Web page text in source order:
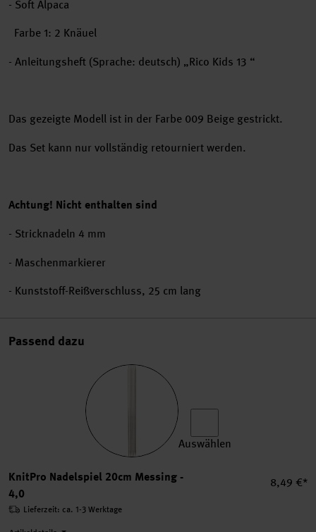
- Soft Alpaca
Farbe 1: 2 Knäuel
- Anleitungsheft (Sprache: deutsch) „Rico Kids 13 “
Das gezeigte Modell ist in der Farbe 009 Beige gestrickt.
Das Set kann nur vollständig retourniert werden.
Achtung! Nicht enthalten sind
- Stricknadeln 4 mm
- Maschenmarkierer
- Kunststoff-Reißverschluss, 25 cm lang
Passend dazu
Auswählen
KnitPro Nadelspiel 20cm Messing -
4,0
8,49 €*
Lieferzeit: ca. 1-3 Werktage